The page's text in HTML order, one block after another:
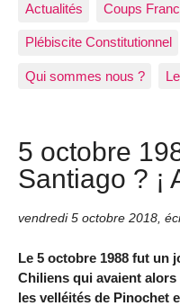
Actualités Coups
Plébiscite Constitutionnel
Qui sommes nous ?
5 octobre
Santiago ? ¡
vendredi 5 octobre 2018,
Le 5 octobre 1988 fut un
Chiliens qui avaient
les velléités de Pinochet